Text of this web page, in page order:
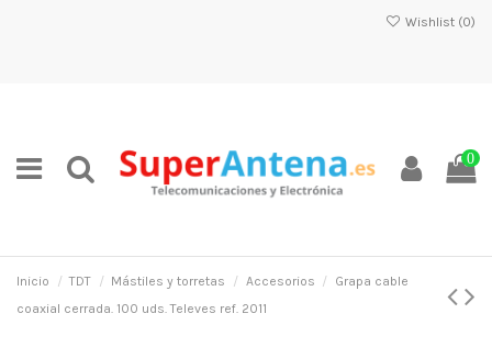
Wishlist (0)
0
Inicio TDT Mástiles y torretas Accesorios
Grapa cable
coaxial cerrada. 100 uds. Televes ref. 2011